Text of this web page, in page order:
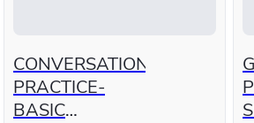
CONVERSATION
PRACTICE-
BASIC